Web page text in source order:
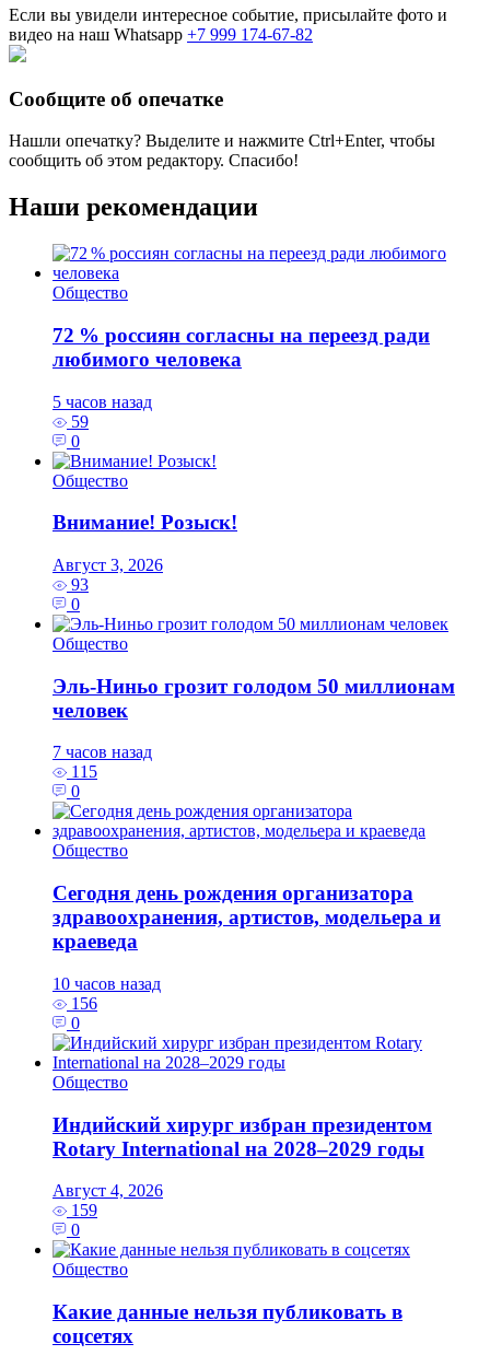
Если вы увидели интересное событие, присылайте фото и
видео на наш Whatsapp +7 999 174-67-82
Сообщите об опечатке
Нашли опечатку? Выделите и нажмите Ctrl+Enter, чтобы
сообщить об этом редактору. Спасибо!
Наши рекомендации
Общество
72 % россиян согласны на переезд ради
любимого человека
5 часов назад
59
0
Общество
Внимание! Розыск!
Август 3, 2026
93
0
Общество
Эль‑Ниньо грозит голодом 50 миллионам
человек
7 часов назад
115
0
Общество
Сегодня день рождения организатора
здравоохранения, артистов, модельера и
краеведа
10 часов назад
156
0
Общество
Индийский хирург избран президентом
Rotary International на 2028–2029 годы
Август 4, 2026
159
0
Общество
Какие данные нельзя публиковать в
соцсетях